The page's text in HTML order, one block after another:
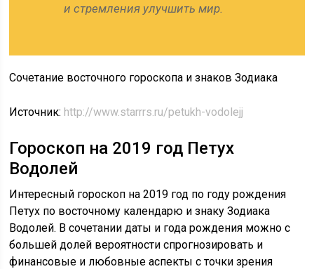
и стремления улучшить мир.
Сочетание восточного гороскопа и знаков Зодиака
Источник: http://www.starrrs.ru/petukh-vodolejj
Гороскоп на 2019 год Петух
Водолей
Интересный гороскоп на 2019 год по году рождения
Петух по восточному календарю и знаку Зодиака
Водолей. В сочетании даты и года рождения можно с
большей долей вероятности спрогнозировать и
финансовые и любовные аспекты с точки зрения